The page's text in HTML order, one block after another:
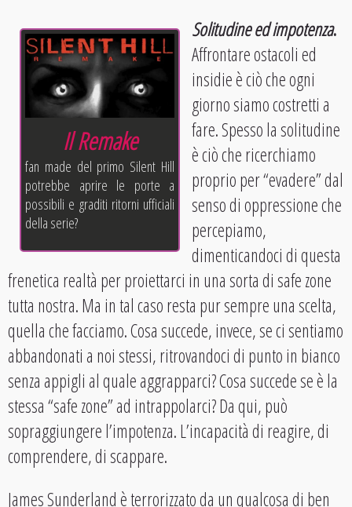
Il Remake
fan made del primo Silent Hill
potrebbe aprire le porte a
possibili e graditi ritorni ufficiali
della serie?
Solitudine ed impotenza.
Affrontare ostacoli ed
insidie è ciò che ogni
giorno siamo costretti a
fare. Spesso la solitudine
è ciò che ricerchiamo
proprio per “evadere” dal
senso di oppressione che
percepiamo,
dimenticandoci di questa
frenetica realtà per proiettarci in una sorta di safe zone
tutta nostra. Ma in tal caso resta pur sempre una scelta,
quella che facciamo. Cosa succede, invece, se ci sentiamo
abbandonati a noi stessi, ritrovandoci di punto in bianco
senza appigli al quale aggrapparci? Cosa succede se è la
stessa “safe zone” ad intrappolarci? Da qui, può
sopraggiungere l’impotenza. L’incapacità di reagire, di
comprendere, di scappare.
James Sunderland è terrorizzato da un qualcosa di ben